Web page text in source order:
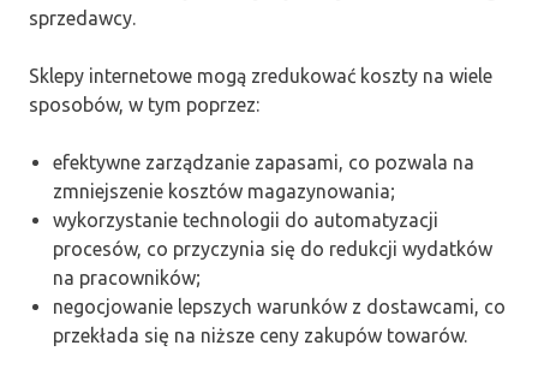
sprzedawcy.
Sklepy internetowe mogą zredukować koszty na wiele
sposobów, w tym poprzez:
efektywne zarządzanie zapasami, co pozwala na
zmniejszenie kosztów magazynowania;
wykorzystanie technologii do automatyzacji
procesów, co przyczynia się do redukcji wydatków
na pracowników;
negocjowanie lepszych warunków z dostawcami, co
przekłada się na niższe ceny zakupów towarów.